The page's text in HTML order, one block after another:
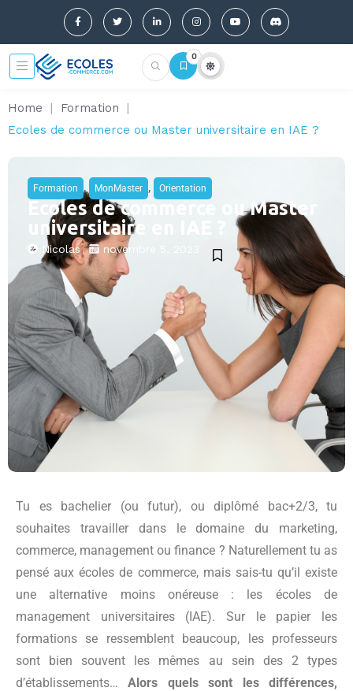
0
Home | Formation
|
Ecoles de commerce ou Master universitaire en IAE ?
Formation , MonMaster , Orientation
Ecoles de commerce ou Master
universitaire en IAE ?
Nicolas novembre 5, 2023
Tu es bachelier (ou futur), ou diplômé bac+2/3, tu
souhaites travailler dans le domaine du marketing,
commerce, management ou finance ? Naturellement tu as
pensé aux écoles de commerce, mais sais-tu qu’il existe
une alternative moins onéreuse : les écoles de
management universitaires (IAE). Sur le papier les
formations se ressemblent beaucoup, les professeurs
sont bien souvent les mêmes au sein des 2 types
d’établissements…Alors quels sont les différences,